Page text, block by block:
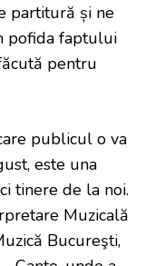
partitură și ne
pofida faptului
pentru
publicul o va
este una
tinere de la noi.
Muzicală
Bucureşti,